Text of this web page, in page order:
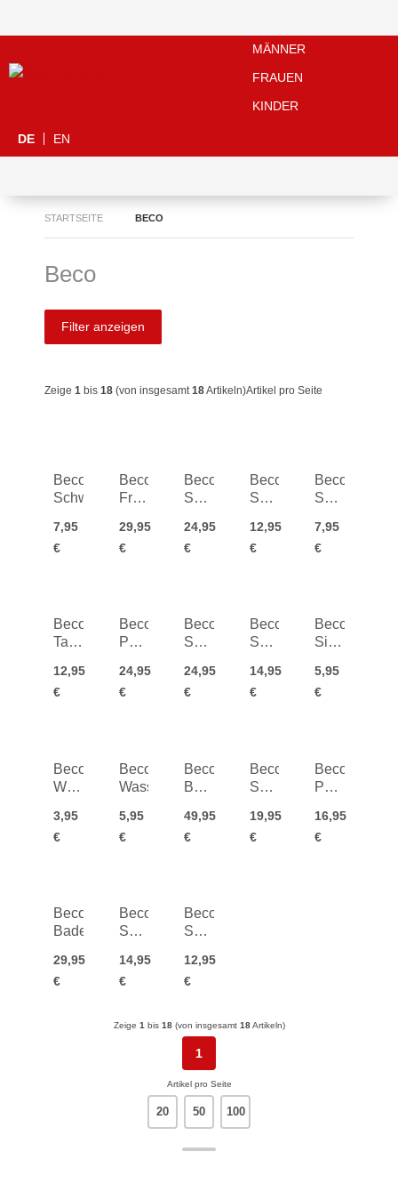
MÄNNER
FRAUEN
KINDER
DE EN
STARTSEITE BECO
Beco
Filter anzeigen
Zeige 1 bis 18 (von insgesamt18Artikeln)Artikel pro Seite
Beco
Schwimmflügerl
7,95
€
Beco
Freds
Classic
29,95
€
Beco
Schwimmbrille
Kids
4+
24,95
€
Beco
Schwimmbrille
12,95
€
Beco
7,95
€
Beco
Tauchermaske
Kids
12+
12,95
€
Beco
Porto
24,95
€
Beco
Sealife
24,95
€
Beco
Schwimmbrett
Board
Junior
14,95
€
Beco
Silikon-
5,95
€
Beco
Wasserbomben-
3,95
€
Beco
Wassertiere
5,95
€
Beco
Baby
Tropical
Island
49,95
€
Beco
Schwimmbrille
19,95
€
Beco
Pantolette
16,95
€
Beco
Badeshorts
29,95
€
Beco
Surf-
Badeschuhe
14,95
€
Beco
Surf-
Badeschuhe
Kids
12,95
€
Zeige 1bis 18(von insgesamt 18Artikeln)
1
Artikel pro Seite
20 50 100